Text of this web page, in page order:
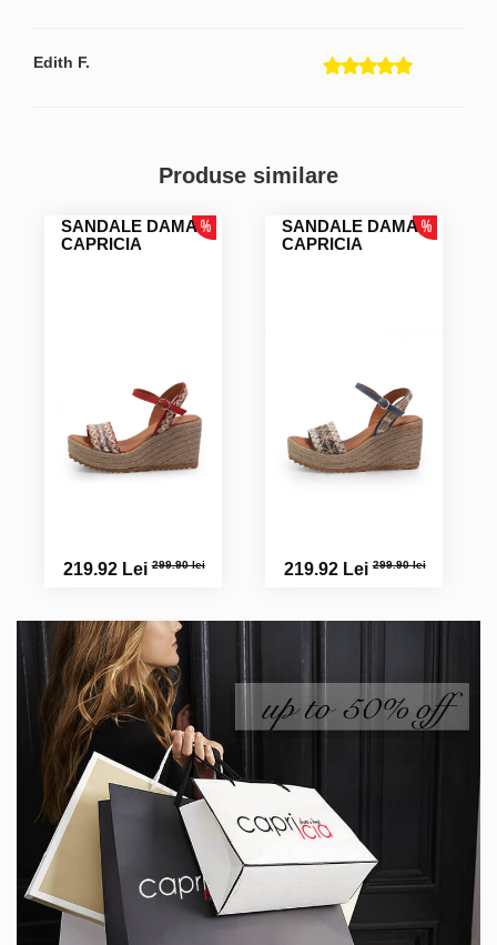
Edith F.
Produse similare
SANDALE DAMA
CAPRICIA
219.92 Lei299.90 lei
SANDALE DAMA
CAPRICIA
219.92 Lei299.90 lei